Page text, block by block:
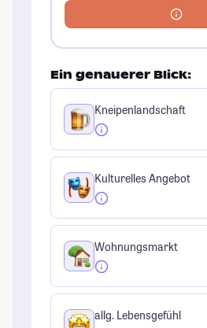
Ein genauerer Blick:
Kneipenlandschaft
Kulturelles Angebot
Wohnungsmarkt
allg. Lebensgefühl